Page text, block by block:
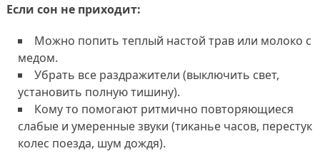
Если сон не приходит:
Можно попить теплый настой трав или молоко с
медом.
Убрать все раздражители (выключить свет,
установить полную тишину).
Кому то помогают ритмично повторяющиеся
слабые и умеренные звуки (тиканье часов, перестук
колес поезда, шум дождя).